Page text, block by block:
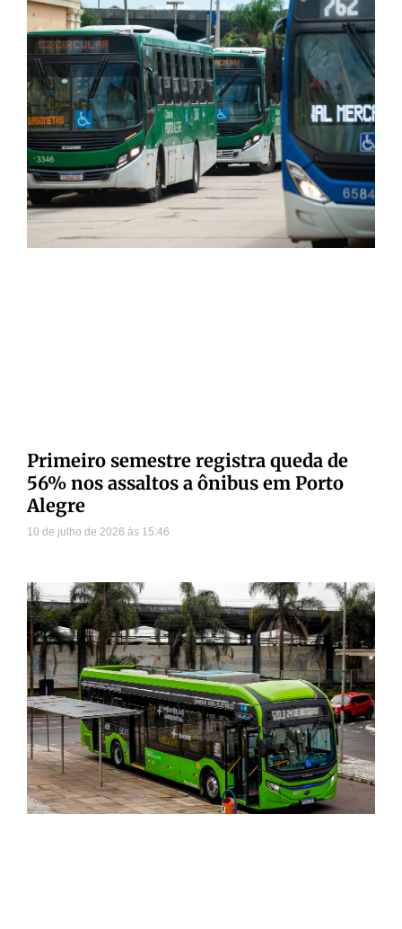
Primeiro semestre registra queda de
56% nos assaltos a ônibus em Porto
Alegre
10 de julho de 2026 15:46